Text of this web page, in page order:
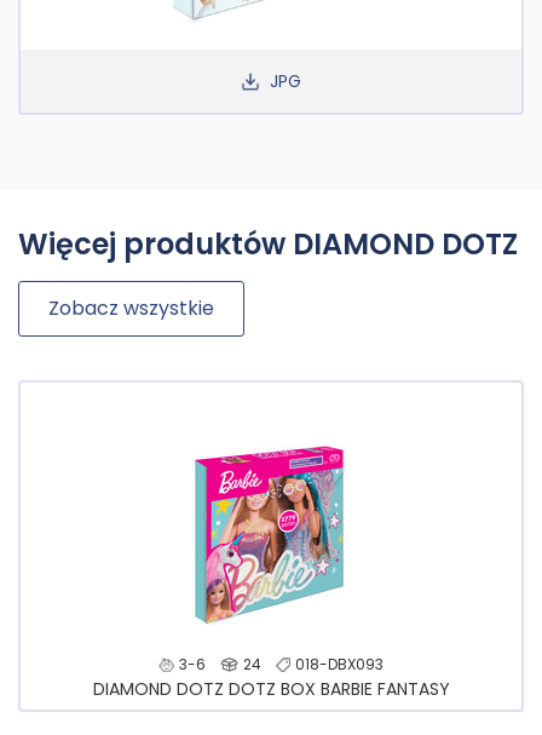
JPG
Więcej produktów DIAMOND DOTZ
Zobacz wszystkie
3-6 24 018-DBX093
DIAMOND DOTZ DOTZ BOX BARBIE FANTASY